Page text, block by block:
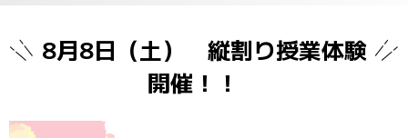
8月8日（土） 縦割り授業体験
開催！！